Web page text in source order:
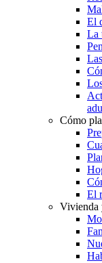
El
La
Cómo
El
Vivienda